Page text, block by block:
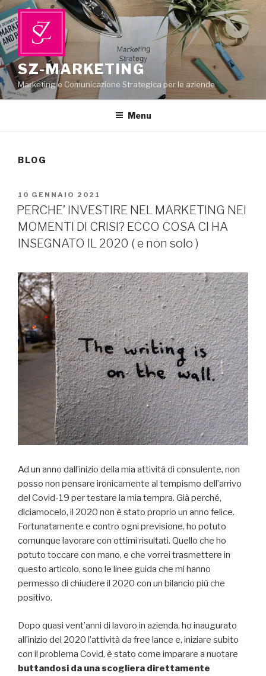
Salta
al
contenuto
SZ-MARKETING
Marketing e Comunicazione Strategica per le aziende
Menu
BLOG
PUBBLICATO
IL
10 GENNAIO 2021
PERCHE’ INVESTIRE NEL MARKETING NEI
MOMENTI DI CRISI? ECCO COSA CI HA
INSEGNATO IL 2020 ( e non solo )
Ad un anno dall’inizio della mia attività di consulente, non
posso non pensare ironicamente al tempismo dell’arrivo
del Covid-19 per testare la mia tempra. Già perché,
diciamocelo, il 2020 non è stato proprio un anno felice.
Fortunatamente e contro ogni previsione, ho potuto
comunque lavorare con ottimi risultati. Quello che ho
potuto toccare con mano, e che vorrei trasmettere in
questo articolo, sono le linee guida che mi hanno
permesso di chiudere il 2020 con un bilancio più che
positivo.
Dopo quasi vent’anni di lavoro in azienda, ho inaugurato
all’inizio del 2020 l’attività da free lance e, iniziare subito
con il problema Covid, è stato come imparare a nuotare
buttandosi da una scogliera direttamente